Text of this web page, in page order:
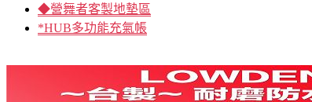
◆營舞者客製地墊區
*HUB多功能充氣帳